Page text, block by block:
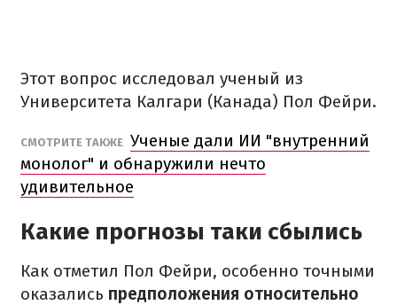
Этот вопрос исследовал ученый из
Университета Калгари (Канада) Пол Фейри.
СМОТРИТЕ ТАКЖЕ Ученые дали ИИ "внутренний
монолог" и обнаружили нечто
удивительное
Какие прогнозы таки сбылись
Как отметил Пол Фейри, особенно точными
оказались предположения относительно